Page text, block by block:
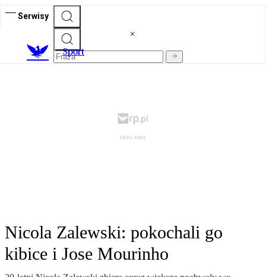
Serwisy
Sport
Nicola Zalewski: pokochali go
kibice i Jose Mourinho